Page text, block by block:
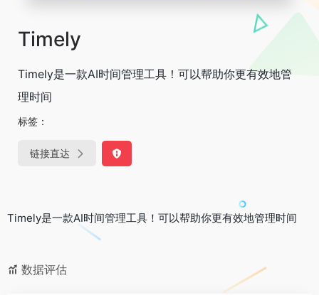
Timely
Timely是一款AI时间管理工具！可以帮助你更有效地管
理时间
标签：
链接直达
Timely是一款AI时间管理工具！可以帮助你更有效地管理时间
数据评估